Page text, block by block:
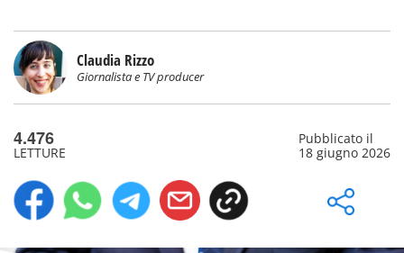
Claudia Rizzo
Giornalista e TV producer
4.476
LETTURE
Pubblicato il
18 giugno 2026